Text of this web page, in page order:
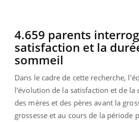
4.659 parents
satisfaction et la
sommeil
Dans le cadre de cette recherche,
l'évolution de la satisfaction et de la
des mères et des pères avant la
grossesse et au cours de la période